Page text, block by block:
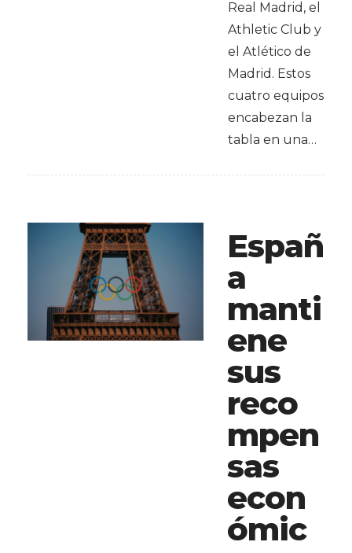
Real Madrid, el
Athletic Club y
el Atlético de
Madrid. Estos
cuatro equipos
encabezan la
tabla en una…
Españ
a
manti
ene
sus
reco
mpen
sas
econ
ómic